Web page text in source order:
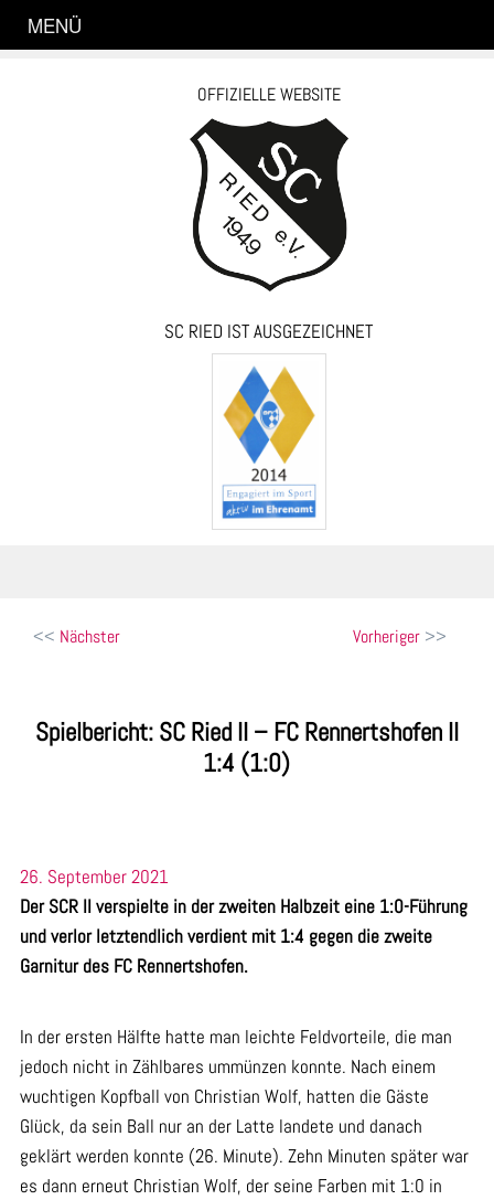
OFFIZIELLE WEBSITE
SC RIED IST AUSGEZEICHNET
MENÜ
Beitragsnavigation Vorheriger
Nächster
Spielbericht: SC Ried II – FC Rennertshofen II
1:4 (1:0)
26. September 2021
Der SCR II verspielte in der zweiten Halbzeit eine 1:0-Führung
und verlor letztendlich verdient mit 1:4 gegen die zweite
Garnitur des FC Rennertshofen.
In der ersten Hälfte hatte man leichte Feldvorteile, die man
jedoch nicht in Zählbares ummünzen konnte. Nach einem
wuchtigen Kopfball von Christian Wolf, hatten die Gäste
Glück, da sein Ball nur an der Latte landete und danach
geklärt werden konnte (26. Minute). Zehn Minuten später war
es dann erneut Christian Wolf, der seine Farben mit 1:0 in